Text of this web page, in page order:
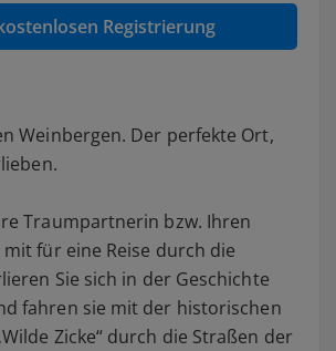
Registrierung
Weinbergen. Der perfekte Ort,
Traumpartnerin bzw. Ihren
für eine Reise durch die
Sie sich in der Geschichte
fahren sie mit der historischen
Zicke“ durch die Straßen der